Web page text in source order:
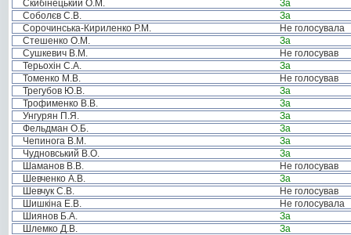
Скибінецький О.М.
За
Соболєв С.В.
За
Сорочинська-Кириленко Р.М.
Не голосувала
Стешенко О.М.
За
Сушкевич В.М.
Не голосував
Терьохін С.А.
За
Томенко М.В.
Не голосував
Трегубов Ю.В.
За
Трофименко В.В.
За
Унгурян П.Я.
За
Фельдман О.Б.
За
Чепинога В.М.
За
Чудновський В.О.
За
Шаманов В.В.
Не голосував
Шевченко А.В.
За
Шевчук С.В.
Не голосував
Шишкіна Е.В.
Не голосувала
Шиянов Б.А.
За
Шлемко Д.В.
За